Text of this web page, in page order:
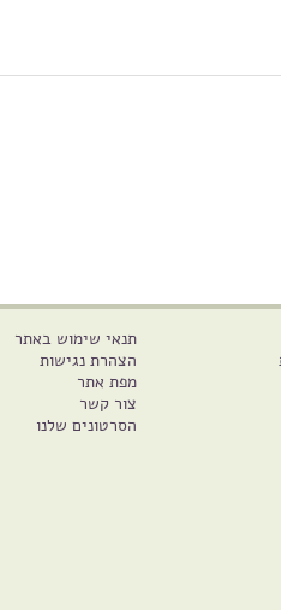
תנאי שימוש באתר
הצהרת נגישות
מפת אתר
צור קשר
הסרטונים שלנו